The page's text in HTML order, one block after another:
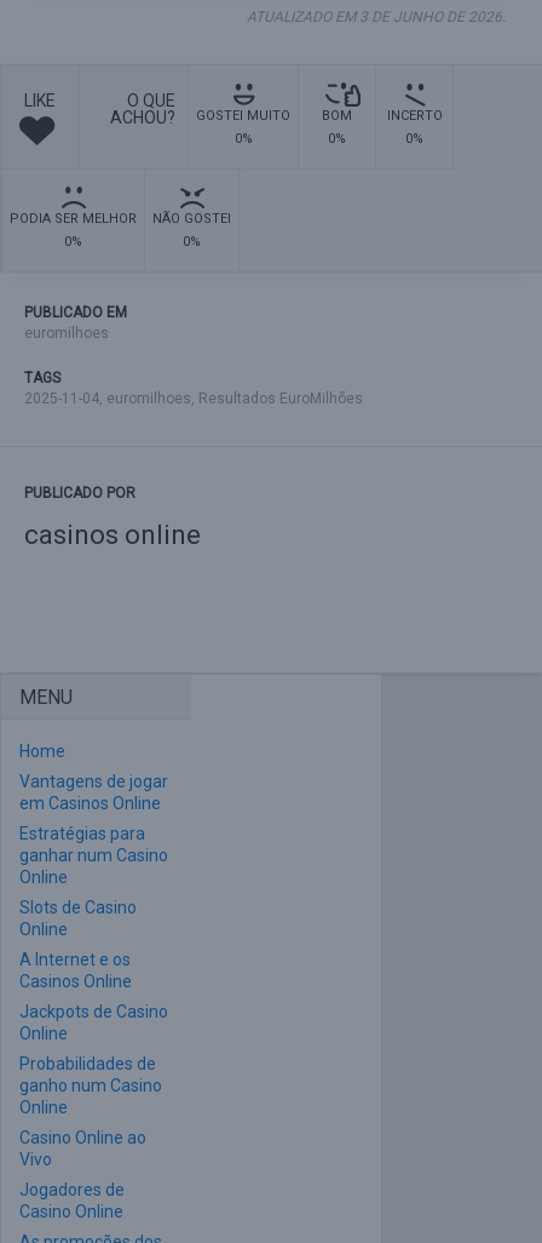
ATUALIZADO EM 3 DE JUNHO DE 2026.
LIKE
O QUE
ACHOU?
GOSTEI MUITO
0%
BOM
0%
INCERTO
0%
PODIA SER MELHOR
0%
NÃO GOSTEI
0%
PUBLICADO EM
euromilhoes
TAGS
2025-11-04, euromilhoes, Resultados EuroMilhões
PUBLICADO POR
casinos online
MENU
Home
Vantagens de jogar
em Casinos Online
Estratégias para
ganhar num Casino
Online
Slots de Casino
Online
A Internet e os
Casinos Online
Jackpots de Casino
Online
Probabilidades de
ganho num Casino
Online
Casino Online ao
Vivo
Jogadores de
Casino Online